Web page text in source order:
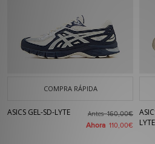
COMPRA RÁPIDA
ASICS GEL-SD-LYTE Antes160,00€
Ahora 110,00€
LYTE